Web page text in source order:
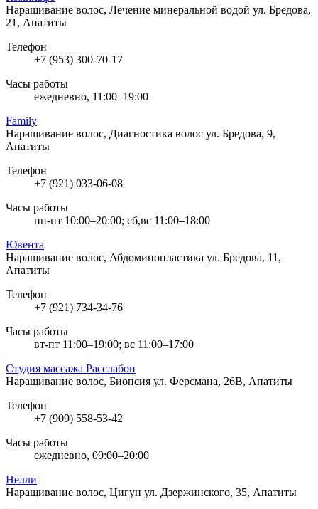
Наращивание волос, Лечение минеральной водой ул. Бредова,
21, Апатиты
Телефон
+7 (953) 300-70-17
Часы работы
ежедневно, 11:00–19:00
Family
Наращивание волос, Диагностика волос ул. Бредова, 9,
Апатиты
Телефон
+7 (921) 033-06-08
Часы работы
пн-пт 10:00–20:00; сб,вс 11:00–18:00
Ювента
Наращивание волос, Абдоминопластика ул. Бредова, 11,
Апатиты
Телефон
+7 (921) 734-34-76
Часы работы
вт-пт 11:00–19:00; вс 11:00–17:00
Студия массажа Расслабон
Наращивание волос, Биопсия ул. Ферсмана, 26В, Апатиты
Телефон
+7 (909) 558-53-42
Часы работы
ежедневно, 09:00–20:00
Нелли
Наращивание волос, Цигун ул. Дзержинского, 35, Апатиты